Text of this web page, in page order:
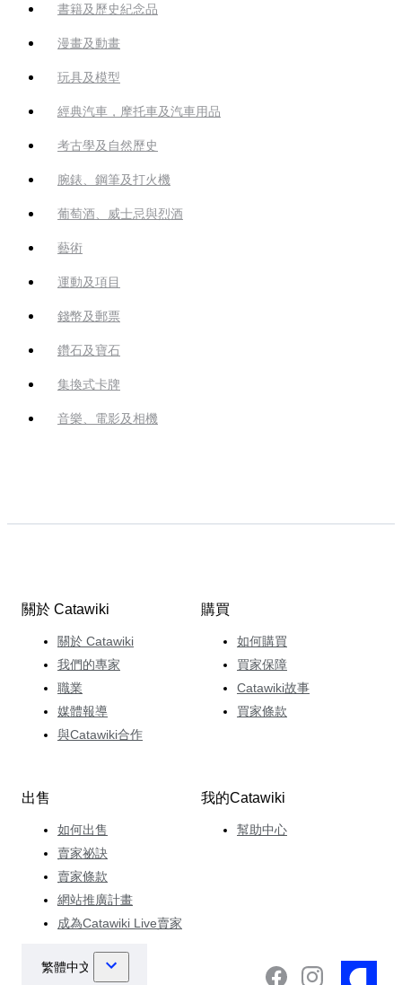
書籍及歷史紀念品
漫畫及動畫
玩具及模型
經典汽車，摩托車及汽車用品
考古學及自然歷史
腕錶、鋼筆及打火機
葡萄酒、威士忌與烈酒
藝術
運動及項目
錢幣及郵票
鑽石及寶石
集換式卡牌
音樂、電影及相機
關於 Catawiki
關於 Catawiki
我們的專家
職業
媒體報導
與Catawiki合作
購買
如何購買
買家保障
Catawiki故事
買家條款
出售
如何出售
賣家祕訣
賣家條款
網站推廣計畫
成為Catawiki Live賣家
我的Catawiki
幫助中心